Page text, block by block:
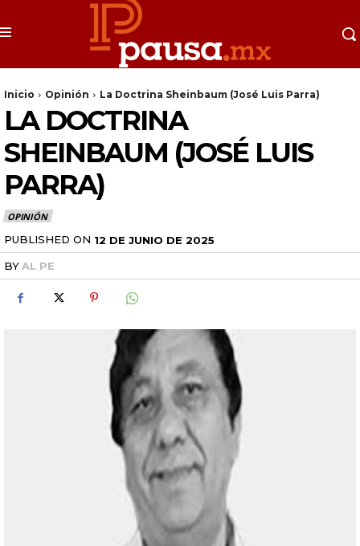
Inicio Opinión La Doctrina Sheinbaum (José Luis Parra)
LA DOCTRINA
SHEINBAUM (JOSÉ LUIS
PARRA)
OPINIÓN
PUBLISHED ON 12 DE JUNIO DE 2025
BYAL PE